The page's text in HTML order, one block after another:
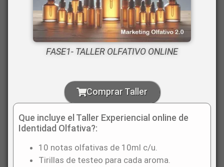
FASE1- TALLER OLFATIVO ONLINE
Comprar Taller
Que incluye el Taller Experiencial online de
Identidad Olfativa?:
10 notas olfativas de 10ml c/u.
Tirillas de testeo para cada aroma.